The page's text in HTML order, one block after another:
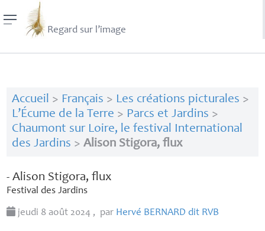
Regard sur l’image
Accueil > Français > Les créations picturales >
L’Écume de la Terre > Parcs et Jardins >
Chaumont sur Loire, le festival International
des Jardins > Alison Stigora, flux
- Alison Stigora, flux
Festival des Jardins
jeudi 8 août 2024 , par Hervé BERNARD dit RVB